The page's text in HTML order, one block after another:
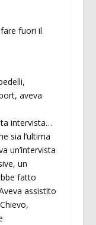
aveva
intervista…
sia l’ultima
un’intervista
un
fatto
assistito